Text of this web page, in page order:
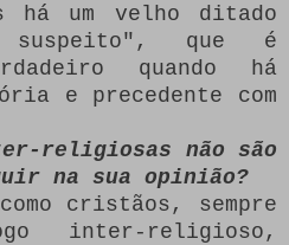
há um velho ditado
suspeito", que é
quando há
e precedente com
religiosas não são
na sua opinião?
cristãos, sempre
inter-religioso,